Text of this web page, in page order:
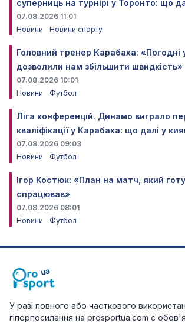
суперниць на турнірі у Торонто: що
07.08.2026 11:01
Новини
Новини спорту
Головний тренер Карабаха: «Погодні
дозволили нам збільшити швидкість»
07.08.2026 10:01
Новини
Футбол
Ліга конференцій. Динамо виграло
кваліфікації у Карабаха: що далі у
07.08.2026 09:03
Новини
Футбол
Ігор Костюк: «План на матч, який
спрацював»
07.08.2026 08:01
Новини
Футбол
У разі повного або часткового
гіперпосилання на prosportua.com є